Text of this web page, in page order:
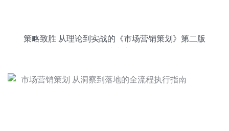
策略致胜 从理论到实战的《市场营销策划》第二版